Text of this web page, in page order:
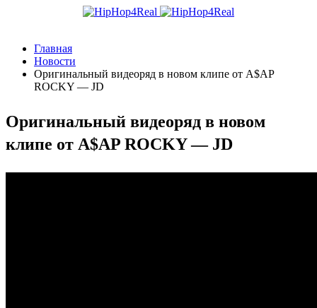
Главная
Новости
Оригинальный видеоряд в новом клипе от A$AP
ROCKY — JD
Оригинальный видеоряд в новом
клипе от A$AP ROCKY — JD